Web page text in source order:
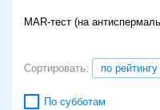
MAR-тест (на
Сортировать: по рейтингу
По субботам